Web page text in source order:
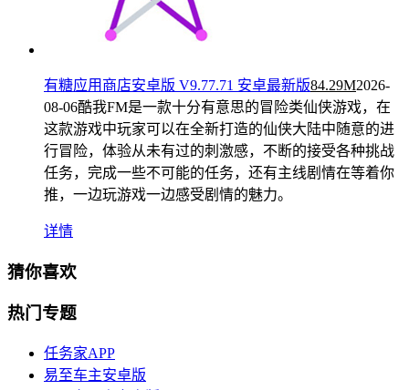
有糖应用商店安卓版 V9.77.71 安卓最新版84.29M2026-
08-06酷我FM是一款十分有意思的冒险类仙侠游戏，在
这款游戏中玩家可以在全新打造的仙侠大陆中随意的进
行冒险，体验从未有过的刺激感，不断的接受各种挑战
任务，完成一些不可能的任务，还有主线剧情在等着你
推，一边玩游戏一边感受剧情的魅力。
详情
猜你喜欢
热门专题
任务家APP
易至车主安卓版